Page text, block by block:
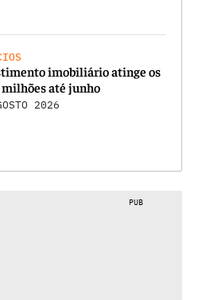
imobiliário atinge os
milhões até junho
2026
PUB